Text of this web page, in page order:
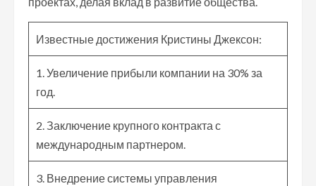
Известные достижения Кристины Джексон:
1. Увеличение прибыли компании на 30% за
год.
2. Заключение крупного контракта с
международным партнером.
3. Внедрение системы управления